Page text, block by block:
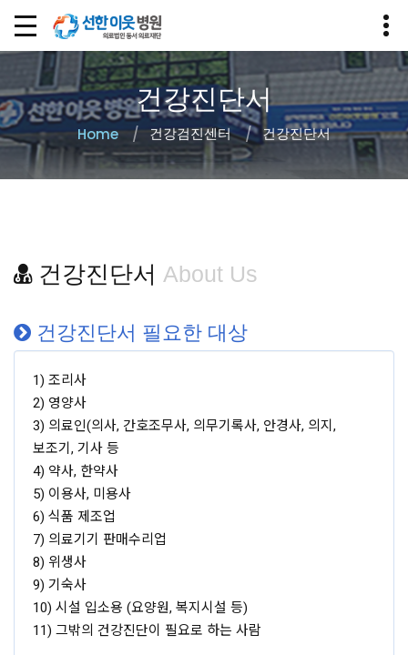
건강진단서
Home 건강검진센터 건강진단서
건강진단서 About Us
건강진단서 필요한 대상
1) 조리사
2) 영양사
3) 의료인(의사, 간호조무사, 의무기록사, 안경사, 의지,
보조기, 기사 등
4) 약사, 한약사
5) 이용사, 미용사
6) 식품 제조업
7) 의료기기 판매수리업
8) 위생사
9) 기숙사
10) 시설 입소용 (요양원, 복지시설 등)
11) 그밖의 건강진단이 필요로 하는 사람